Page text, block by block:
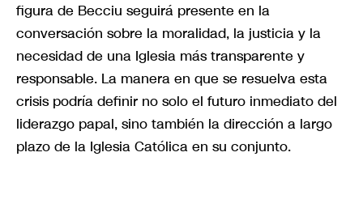
figura de Becciu seguirá presente en la
conversación sobre la moralidad, la justicia y la
necesidad de una Iglesia más transparente y
responsable. La manera en que se resuelva esta
crisis podría definir no solo el futuro inmediato del
liderazgo papal, sino también la dirección a largo
plazo de la Iglesia Católica en su conjunto.